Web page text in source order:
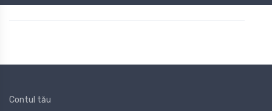
Contul tău